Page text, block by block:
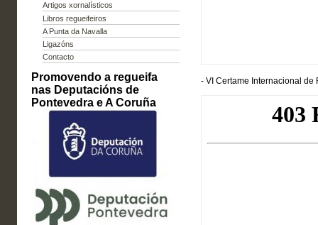
Artigos xornalísticos
Libros regueifeiros
A Punta da Navalla
Ligazóns
Contacto
Promovendo a regueifa
nas Deputacións de
Pontevedra e A Coruña
- VI Certame Internacional de